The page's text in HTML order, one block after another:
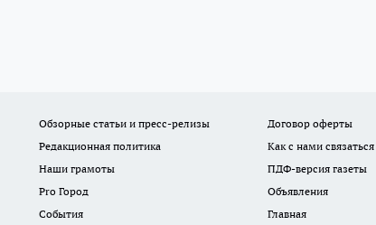
Обзорные статьи и пресс-релизы Договор оферты
Редакционная политика
Как с нами связаться
Наши грамоты
ПДФ-версия газеты
Pro Город
Объявления
События
Главная